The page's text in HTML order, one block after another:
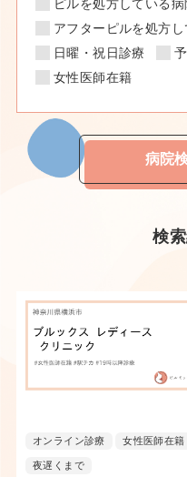
オンライン診療 女性医師在籍
夜遅くまで
ピルを処方している病
アフターピルを処方
日曜・祝日診療
女性医師在籍
病院
検